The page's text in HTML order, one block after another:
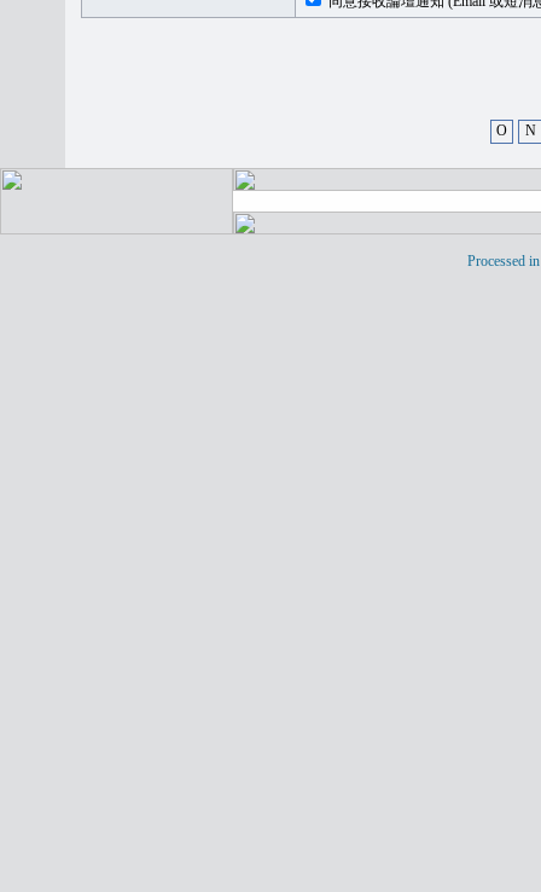
O N
Processed